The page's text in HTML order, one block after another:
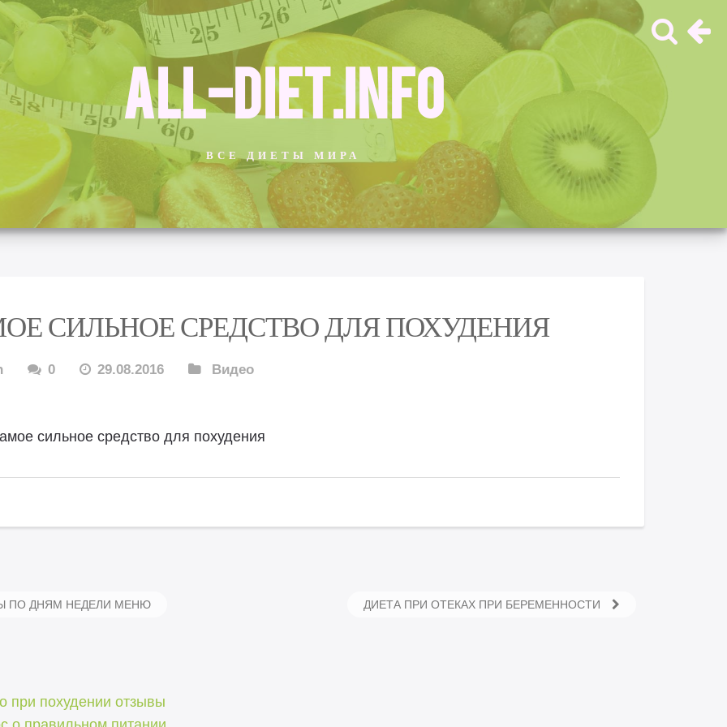
ALL-DIET.INFO
ВСЕ ДИЕТЫ МИРА
СИЛЬНОЕ СРЕДСТВО ДЛЯ ПОХУДЕНИЯ
0 29.08.2016 Видео
амое сильное средство для похудения
ПО ДНЯМ НЕДЕЛИ МЕНЮ ДИЕТА ПРИ ОТЕКАХ ПРИ БЕРЕМЕННОСТИ
при похудении отзывы